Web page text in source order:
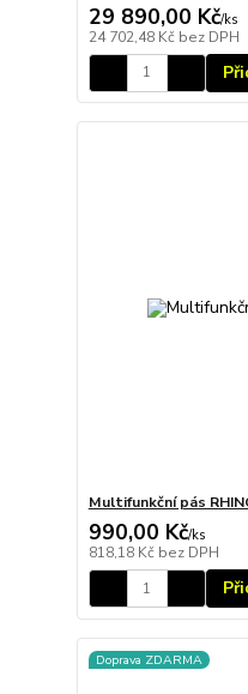
29 890,00 Kč/ks
24 702,48 Kč bez DPH
Multifunkční pás
990,00 Kč/ks
818,18 Kč bez DPH
Doprava ZDARMA